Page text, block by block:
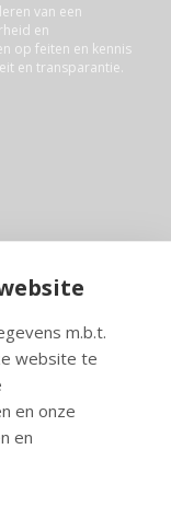
m.b.t.
website te
en onze
en
van een
en
op feiten en kennis
en transparantie.